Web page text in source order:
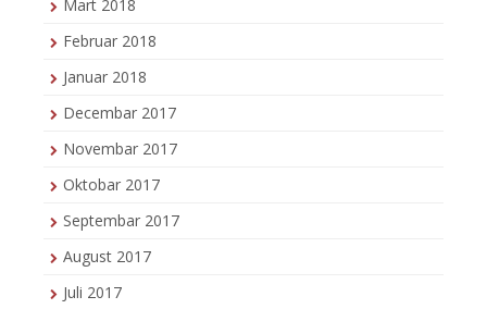
Mart 2018
Februar 2018
Januar 2018
Decembar 2017
Novembar 2017
Oktobar 2017
Septembar 2017
August 2017
Juli 2017